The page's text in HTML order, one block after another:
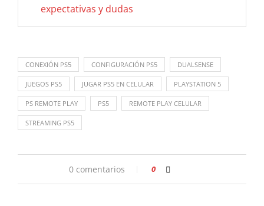
expectativas y dudas
CONEXIÓN PS5 CONFIGURACIÓN PS5 DUALSENSE
JUEGOS PS5 JUGAR PS5 EN CELULAR PLAYSTATION 5
PS REMOTE PLAY PS5 REMOTE PLAY CELULAR
STREAMING PS5
0 comentarios 0